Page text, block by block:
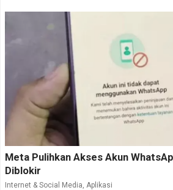
Meta Pulihkan Akses Akun
Diblokir
Internet & Social Media Aplikasi